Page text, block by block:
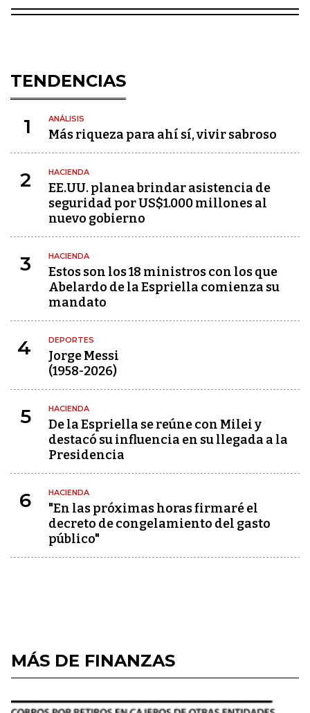
TENDENCIAS
1 ANÁLISIS
Más riqueza para ahí sí, vivir sabroso
2 HACIENDA
EE.UU. planea brindar asistencia de
seguridad por US$1.000 millones al
nuevo gobierno
3 HACIENDA
Estos son los 18 ministros con los que
Abelardo de la Espriella comienza su
mandato
4 DEPORTES
Jorge Messi
(1958-2026)
5 HACIENDA
De la Espriella se reúne con Milei y
destacó su influencia en su llegada a la
Presidencia
6 HACIENDA
"En las próximas horas firmaré el
decreto de congelamiento del gasto
público"
MÁS DE FINANZAS